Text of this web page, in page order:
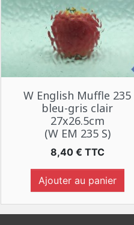
Aperçu rapide
W English Muffle 235
bleu-gris clair
27x26.5cm
(W EM 235 S)
Prix
8,40 € TTC
Ajouter au panier